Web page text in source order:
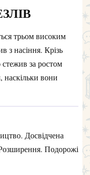
трьом високим
з насіння. Крізь
за ростом
вони
Досвідчена
Подорожі